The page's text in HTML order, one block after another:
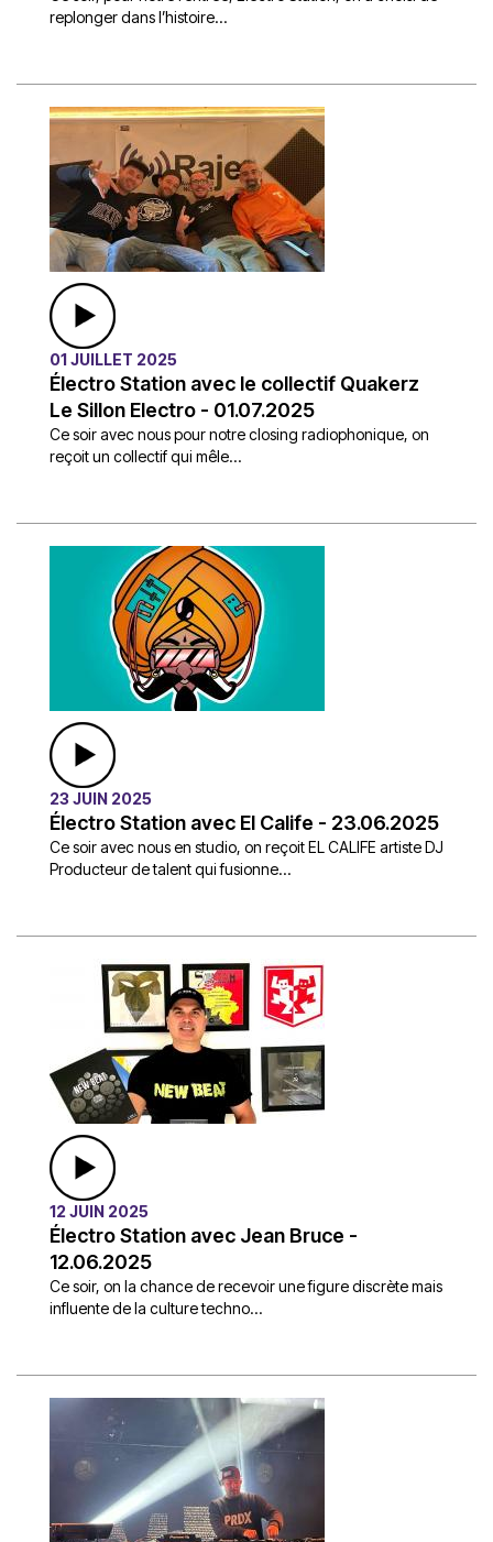
replonger dans l’histoire...
01 JUILLET 2025
Électro Station avec le collectif Quakerz
Le Sillon Electro - 01.07.2025
Ce soir avec nous pour notre closing radiophonique, on
reçoit un collectif qui mêle...
23 JUIN 2025
Électro Station avec El Calife - 23.06.2025
Ce soir avec nous en studio, on reçoit EL CALIFE artiste DJ
Producteur de talent qui fusionne...
12 JUIN 2025
Électro Station avec Jean Bruce -
12.06.2025
Ce soir, on la chance de recevoir une figure discrète mais
influente de la culture techno...